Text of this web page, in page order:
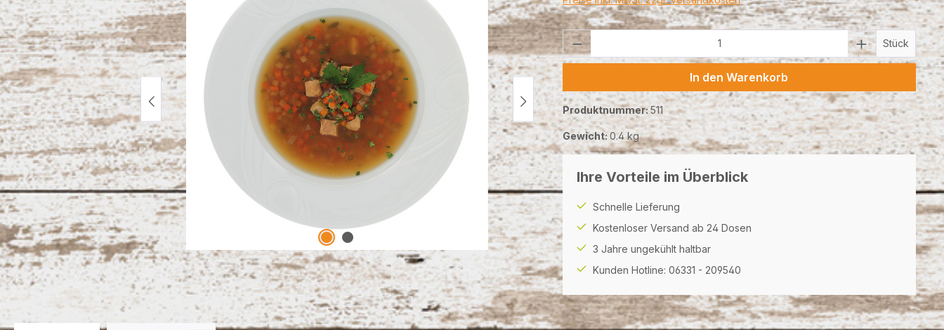
Produkt Anzahl: Gib den gewünschten Wert
Stück
In den Warenkorb
Produktnummer:511
Gewicht:0.4 kg
Ihre Vorteile im Überblick
Schnelle Lieferung
Kostenloser Versand ab 24 Dosen
3 Jahre ungekühlt haltbar
Kunden Hotline: 06331 - 209540